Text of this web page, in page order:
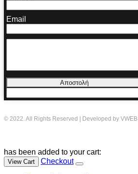
Email
Αποστολή
© 2022. All Rights Reserved | Developed by VWEB
has been added to your cart:
View Cart Checkout